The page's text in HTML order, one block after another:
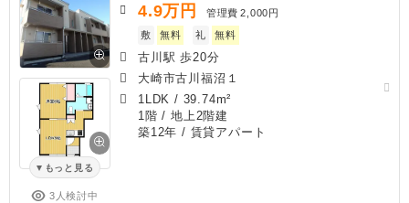
もっと見る
3人検討中
4.9万円 管理費 2,000円
敷
無料 礼 無料
古川駅 歩20分
大崎市古川福沼１
1LDK / 39.74m²
1階 / 地上2階建
築12年 / 賃貸アパート